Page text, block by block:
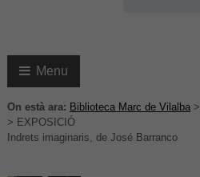
Menu
On està ara: Biblioteca Marc de Vilalba>
> EXPOSICIÓ
Indrets imaginaris, de José Barranco